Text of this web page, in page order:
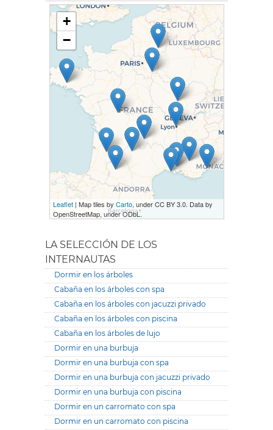
+
−
Leaflet| Map tiles by Carto, under CC BY 3.0. Data by
OpenStreetMap, under ODbL.
LA SELECCIÓN DE LOS
INTERNAUTAS
Dormir en los árboles
Cabaña en los árboles con spa
Cabaña en los árboles con jacuzzi privado
Cabaña en los árboles con piscina
Cabaña en los árboles de lujo
Dormir en una burbuja
Dormir en una burbuja con spa
Dormir en una burbuja con jacuzzi privado
Dormir en una burbuja con piscina
Dormir en un carromato con spa
Dormir en un carromato con piscina